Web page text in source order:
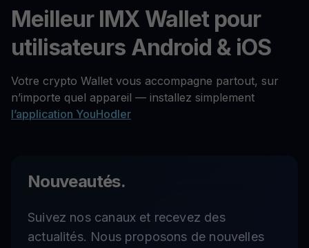
Meilleur IMX Wallet pour
utilisateurs Android & iOS
Votre crypto Wallet vous accompagne partout, sur
n’importe quel appareil — installez simplement
l’application YouHodler
Nouveautés.
Suivez nos canaux et recevez des
actualités. Nous proposons de nouvelles